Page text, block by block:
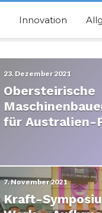
Innovation
23. Dezember 2021
Obersteirische
für Australien-
7. November 2021
Kraft-